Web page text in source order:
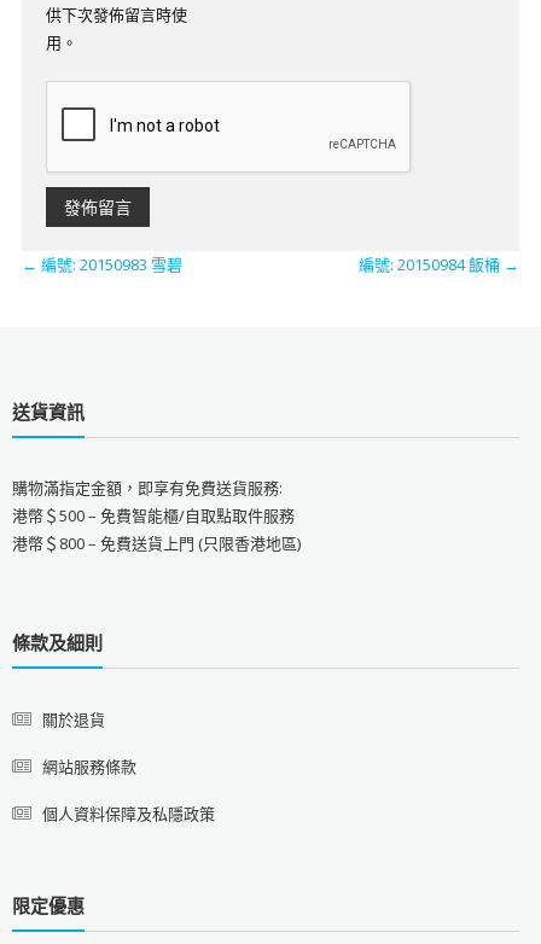
供下次發佈留言時使
用。
← 編號: 20150983 雪碧 ​​​​​編號: 20150984 飯桶 →
送貨資訊
購物滿指定金額，即享有免費送貨服務:
港幣＄500 – 免費智能櫃/自取點取件服務
港幣＄800 – 免費送貨上門 (只限香港地區)
條款及細則
關於退貨
網站服務條款
個人資料保障及私隱政策
限定優惠